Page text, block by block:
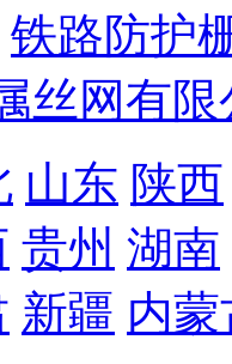
铁路防护
丝网有限
山东 陕西
贵州 湖南
新疆 内蒙